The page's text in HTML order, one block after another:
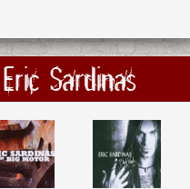
Sardinas